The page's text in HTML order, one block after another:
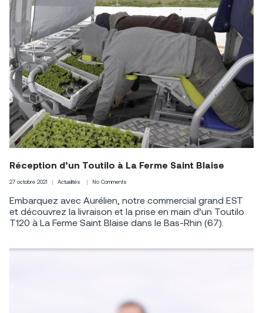
Réception d’un Toutilo à La Ferme Saint Blaise
27 octobre 2021 Actualités No Comments
Embarquez avec Aurélien, notre commercial grand EST
et découvrez la livraison et la prise en main d’un Toutilo
T120 à La Ferme Saint Blaise dans le Bas-Rhin (67).